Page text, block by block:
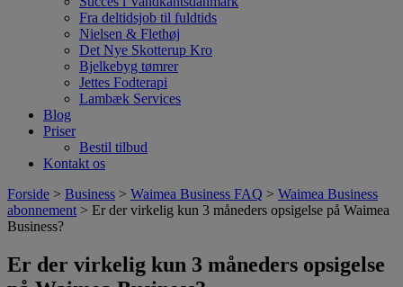
Fra deltidsjob til fuldtids
Nielsen & Flethøj
Det Nye Skotterup Kro
Bjelkebyg tømrer
Jettes Fodterapi
Lambæk Services
Blog
Priser
Bestil tilbud
Kontakt os
Forside > Business > Waimea Business FAQ > Waimea Business
abonnement > Er der virkelig kun 3 måneders opsigelse på Waimea
Business?
Er der virkelig kun 3 måneders opsigelse